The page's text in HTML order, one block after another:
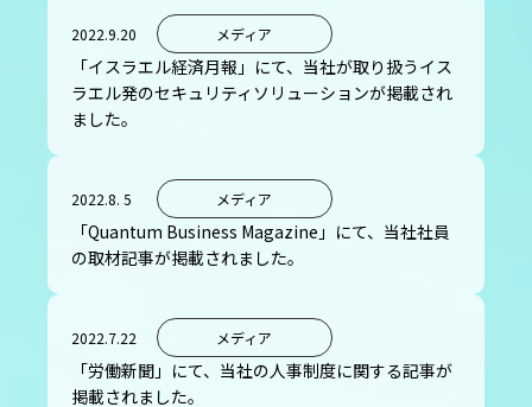
2022.9.20 メディア
「イスラエル経済月報」にて、当社が取り扱うイス
ラエル発のセキュリティソリューションが掲載され
ました。
2022.8. 5 メディア
「Quantum Business Magazine」にて、当社社員
の取材記事が掲載されました。
2022.7.22 メディア
「労働新聞」にて、当社の人事制度に関する記事が
掲載されました。